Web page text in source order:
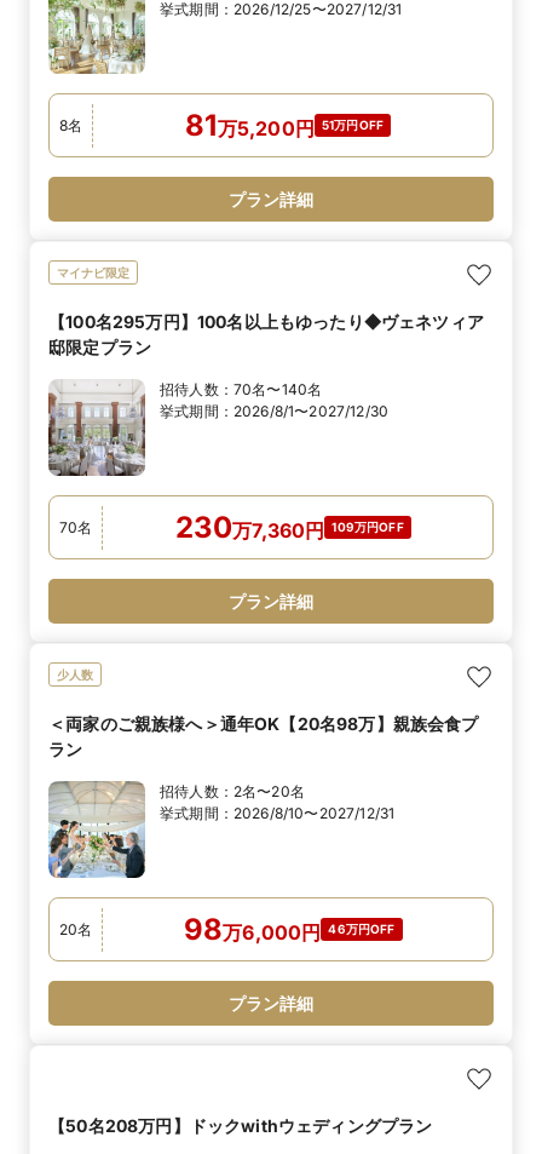
挙式期間： 2026/12/25〜2027/12/31
8名 81万5,200円 51万円OFF
プラン詳細
マイナビ限定
【100名295万円】100名以上もゆったり◆ヴェネツィア
邸限定プラン
招待人数： 70名〜140名
挙式期間： 2026/8/1〜2027/12/30
70名 230万7,360円 109万円OFF
プラン詳細
少人数
＜両家のご親族様へ＞通年OK【20名98万】親族会食プ
ラン
招待人数： 2名〜20名
挙式期間： 2026/8/10〜2027/12/31
20名 98万6,000円 46万円OFF
プラン詳細
【50名208万円】ドックwithウェディングプラン